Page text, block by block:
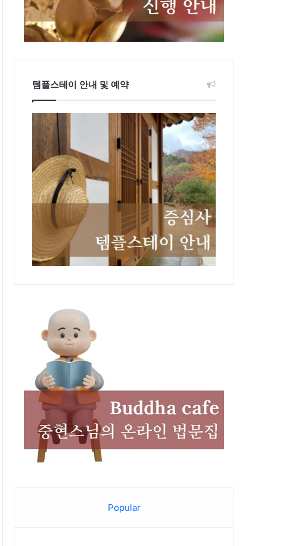
템플스테이 안내 및 예약
Popular